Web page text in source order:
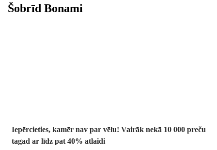
Šobrīd Bonami
Iepērcieties, kamēr nav par vēlu! Vairāk nekā 10 000 preču
tagad ar līdz pat 40% atlaidi